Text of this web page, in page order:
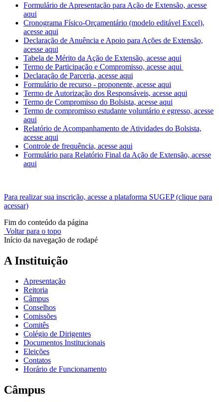
Formulário de Apresentação para Ação de Extensão, acesse
aqui
Cronograma Físico-Orçamentário (modelo editável Excel),
acesse aqui
Declaração de Anuência e Apoio para Ações de Extensão,
acesse aqui
Tabela de Mérito da Ação de Extensão, acesse aqui
Termo de Participação e Compromisso, acesse aqui
Declaração de Parceria, acesse aqui
Formulário de recurso - proponente, acesse aqui
Termo de Autorização dos Responsáveis, acesse aqui
Termo de Compromisso do Bolsista, acesse aqui
Termo de compromisso estudante voluntário e egresso, acesse
aqui
Relatório de Acompanhamento de Atividades do Bolsista,
acesse aqui
Controle de frequência, acesse aqui
Formulário para Relatório Final da Ação de Extensão, acesse
aqui
Para realizar sua inscrição, acesse a plataforma SUGEP (clique para
acessar)
Fim do conteúdo da página
Voltar para o topo
Início da navegação de rodapé
A Instituição
Apresentação
Reitoria
Câmpus
Conselhos
Comissões
Comitês
Colégio de Dirigentes
Documentos Institucionais
Eleições
Contatos
Horário de Funcionamento
Câmpus